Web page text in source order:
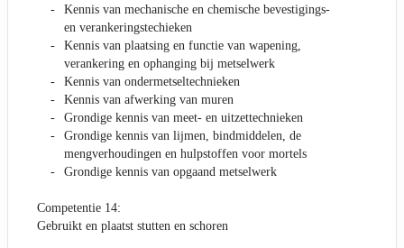
Kennis van mechanische en chemische bevestigings-
en verankeringstechieken
Kennis van plaatsing en functie van wapening,
verankering en ophanging bij metselwerk
Kennis van ondermetseltechnieken
Kennis van afwerking van muren
Grondige kennis van meet- en uitzettechnieken
Grondige kennis van lijmen, bindmiddelen, de
mengverhoudingen en hulpstoffen voor mortels
Grondige kennis van opgaand metselwerk
Competentie 14:
Gebruikt en plaatst stutten en schoren